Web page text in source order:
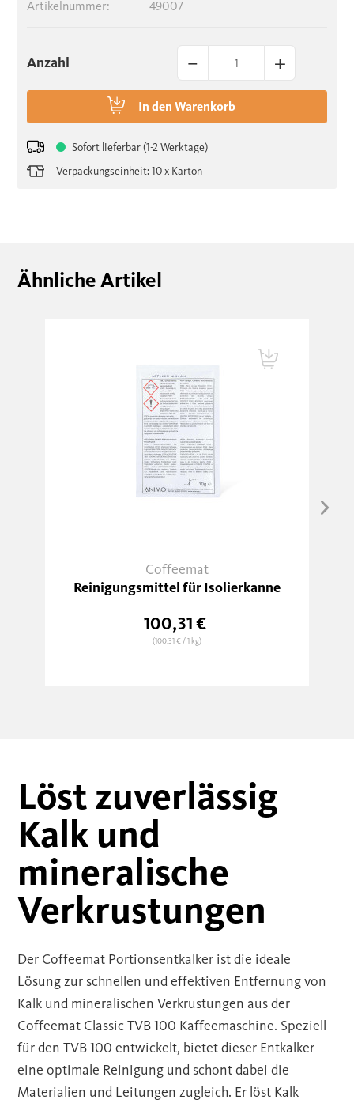
Sofort lieferbar (1-2 Werktage)
Verpackungseinheit: 10 x Karton
Artikelnummer: 49007
Anzahl – +
In den Warenkorb
Ähnliche Artikel
Coffeemat
Reinigungsmittel für Isolierkanne
100,31 €
(100,31 €/ 1 kg)
Löst zuverlässig
Kalk und
mineralische
Verkrustungen
Der Coffeemat Portionsentkalker ist die ideale
Lösung zur schnellen und effektiven Entfernung von
Kalk und mineralischen Verkrustungen aus der
Coffeemat Classic TVB 100 Kaffeemaschine. Speziell
für den TVB 100 entwickelt, bietet dieser Entkalker
eine optimale Reinigung und schont dabei die
Materialien und Leitungen zugleich. Er löst Kalk